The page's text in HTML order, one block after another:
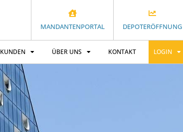
MANDANTENPORTAL DEPOTERÖFFNUNG
KUNDEN ÜBER UNS KONTAKT LOGIN